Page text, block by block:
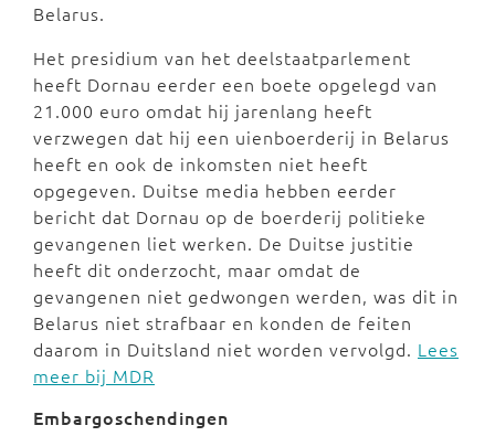
Belarus.
Het presidium van het deelstaatparlement
heeft Dornau eerder een boete opgelegd van
21.000 euro omdat hij jarenlang heeft
verzwegen dat hij een uienboerderij in Belarus
heeft en ook de inkomsten niet heeft
opgegeven. Duitse media hebben eerder
bericht dat Dornau op de boerderij politieke
gevangenen liet werken. De Duitse justitie
heeft dit onderzocht, maar omdat de
gevangenen niet gedwongen werden, was dit in
Belarus niet strafbaar en konden de feiten
daarom in Duitsland niet worden vervolgd. Lees
meer bij MDR
Embargoschendingen